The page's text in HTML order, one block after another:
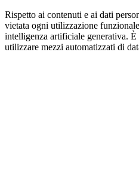
Rispetto ai contenuti e ai dati
vietata ogni utilizzazione
intelligenza artificiale generativa.
utilizzare mezzi automatizzati di